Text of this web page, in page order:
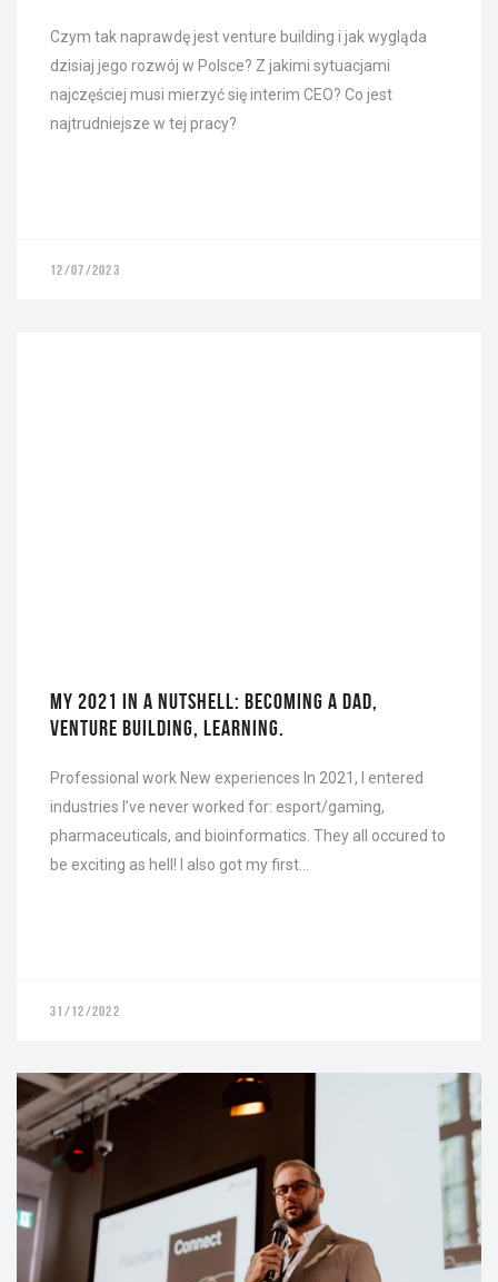
Czym tak naprawdę jest venture building i jak wygląda
dzisiaj jego rozwój w Polsce? Z jakimi sytuacjami
najczęściej musi mierzyć się interim CEO? Co jest
najtrudniejsze w tej pracy?
12/07/2023
MY 2021 IN A NUTSHELL: BECOMING A DAD,
VENTURE BUILDING, LEARNING.
Professional work New experiences In 2021, I entered
industries I’ve never worked for: esport/gaming,
pharmaceuticals, and bioinformatics. They all occured to
be exciting as hell! I also got my first…
31/12/2022